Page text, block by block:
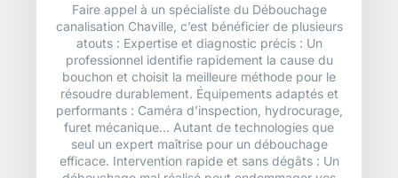
Faire appel à un spécialiste du Débouchage
canalisation Chaville, c’est bénéficier de plusieurs
atouts : Expertise et diagnostic précis : Un
professionnel identifie rapidement la cause du
bouchon et choisit la meilleure méthode pour le
résoudre durablement. Équipements adaptés et
performants : Caméra d’inspection, hydrocurage,
furet mécanique… Autant de technologies que
seul un expert maîtrise pour un débouchage
efficace. Intervention rapide et sans dégâts : Un